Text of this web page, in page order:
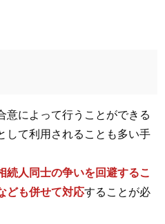
意によって行うことができる
して利用されることも多い手
続人同士の争いを回避するこ
ども併せて対応することが必